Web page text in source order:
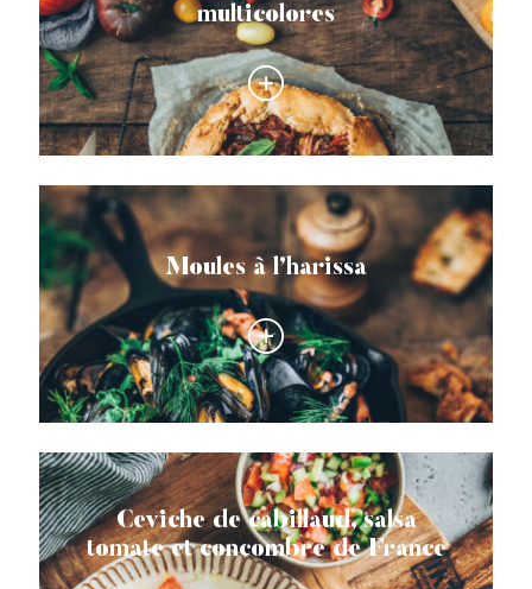
multicolores
Moules à l’harissa
Ceviche de cabillaud, salsa
tomate et concombre de France